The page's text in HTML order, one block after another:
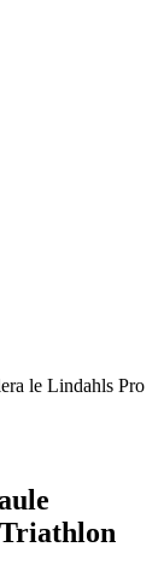
le Lindahls Pro